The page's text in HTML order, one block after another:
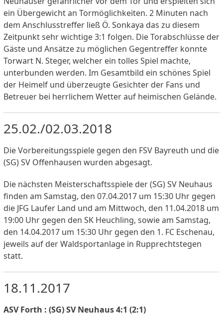
ein Übergewicht an Tormöglichkeiten. 2 Minuten nach
dem Anschlusstreffer ließ Ö. Sonkaya das zu diesem
Zeitpunkt sehr wichtige 3:1 folgen. Die Torabschlüsse der
Gäste und Ansätze zu möglichen Gegentreffer konnte
Torwart N. Steger, welcher ein tolles Spiel machte,
unterbunden werden. Im Gesamtbild ein schönes Spiel
der Heimelf und überzeugte Gesichter der Fans und
Betreuer bei herrlichem Wetter auf heimischen Gelände.
25.02./02.03.2018
Die Vorbereitungsspiele gegen den FSV Bayreuth und die
(SG) SV Offenhausen wurden abgesagt.
Die nächsten Meisterschaftsspiele der (SG) SV Neuhaus
finden am Samstag, den 07.04.2017 um 15:30 Uhr gegen
die JFG Laufer Land und am Mittwoch, den 11.04.2018 um
19:00 Uhr gegen den SK Heuchling, sowie am Samstag,
den 14.04.2017 um 15:30 Uhr gegen den 1. FC Eschenau,
jeweils auf der Waldsportanlage in Rupprechtstegen
statt.
18.11.2017
ASV Forth : (SG) SV Neuhaus 4:1 (2:1)